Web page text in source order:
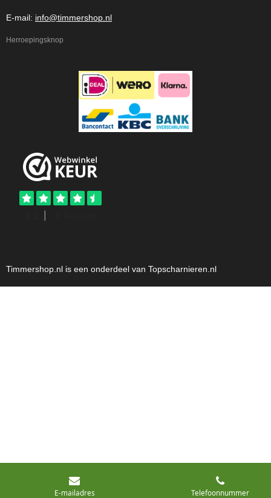
E-mail: info@timmershop.nl
Herroepingsknop
Timmershop.nl is een onderdeel van Topscharnieren.nl
E-mailadres Telefoonnummer